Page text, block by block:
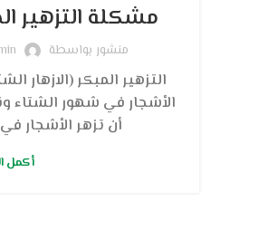
مشكلة التزهير
منشور بواسطة
التزهير المبكر
الأشجار في شهور الشتاء
أن تزهر الأشجار
أكمل